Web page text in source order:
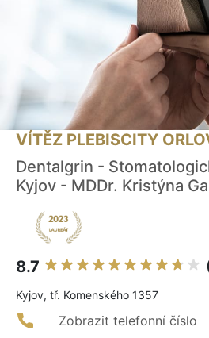
VÍTĚZ PLEBISCITY
Dentalgrin -
Kyjov - MDDr. Kristýna
8.7
Kyjov, tř. Komenského 1357
Zobrazit telefonní číslo